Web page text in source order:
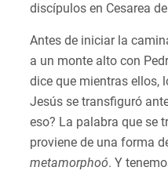
discípulos en Cesarea
Antes de iniciar la
a un monte alto con
dice que mientras ellos,
Jesús se transfiguró
eso? La palabra que se
proviene de una forma
metamorphoó. Y